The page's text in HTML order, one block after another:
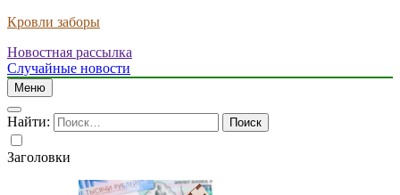
Кровли заборы
Новостная рассылка
Случайные новости
Меню
Найти:
Заголовки